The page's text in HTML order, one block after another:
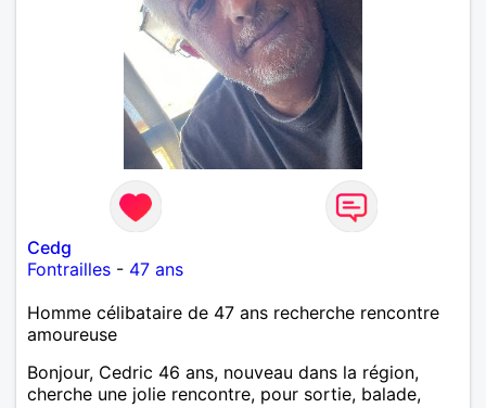
Cedg
Fontrailles - 47 ans
Homme célibataire de 47 ans recherche rencontre
amoureuse
Bonjour, Cedric 46 ans, nouveau dans la région,
cherche une jolie rencontre, pour sortie, balade,